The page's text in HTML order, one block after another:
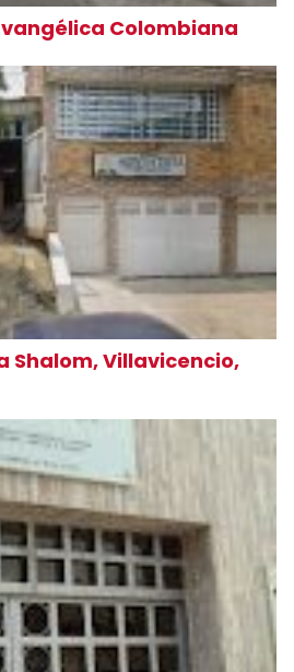
Colombiana
Shalom, Villavicencio,